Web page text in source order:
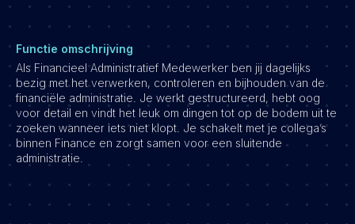
Functie omschrijving
Als Financieel Administratief Medewerker ben jij dagelijks
bezig met het verwerken, controleren en bijhouden van de
financiële administratie. Je werkt gestructureerd, hebt oog
voor detail en vindt het leuk om dingen tot op de bodem uit te
zoeken wanneer iets niet klopt. Je schakelt met je collega’s
binnen Finance en zorgt samen voor een sluitende
administratie.